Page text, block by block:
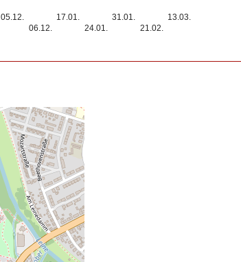
05.12.
06.12.
17.01.
24.01.
31.01.
21.02.
13.03.